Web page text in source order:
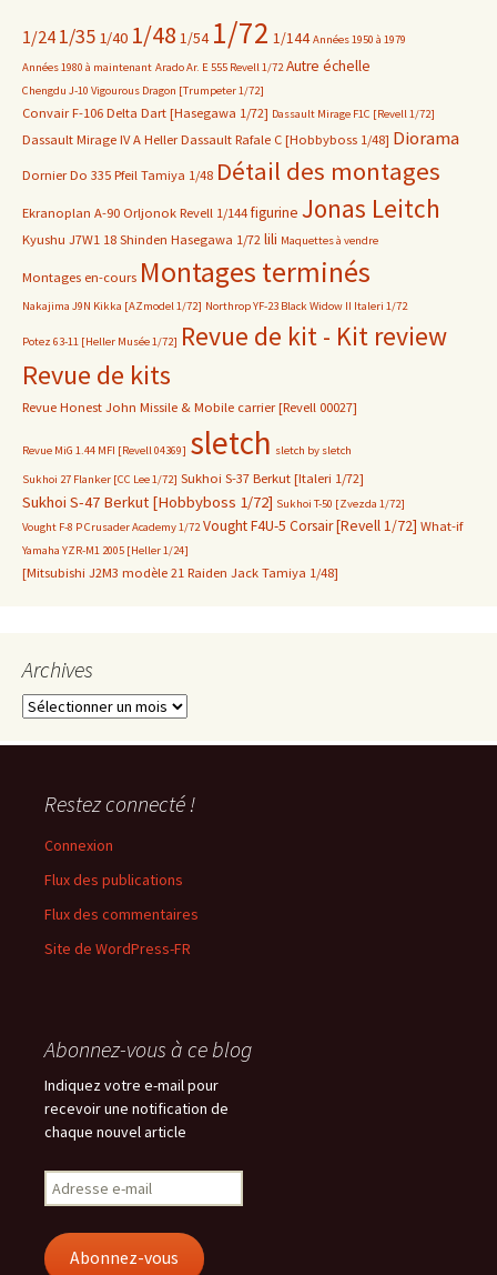
1/24 1/35 1/40 1/48 1/54 1/72 1/144 Années 1950 à 1979
Années 1980 à maintenant Arado Ar. E 555 Revell 1/72 Autre échelle
Chengdu J-10 Vigourous Dragon [Trumpeter 1/72]
Convair F-106 Delta Dart [Hasegawa 1/72] Dassault Mirage F1C [Revell 1/72]
Dassault Mirage IV A Heller Dassault Rafale C [Hobbyboss 1/48] Diorama
Dornier Do 335 Pfeil Tamiya 1/48 Détail des montages
Ekranoplan A-90 Orljonok Revell 1/144 figurine Jonas Leitch
Kyushu J7W1 18 Shinden Hasegawa 1/72 lili Maquettes à vendre
Montages en-cours Montages terminés
Nakajima J9N Kikka [AZmodel 1/72] Northrop YF-23 Black Widow II Italeri 1/72
Potez 63-11 [Heller Musée 1/72] Revue de kit - Kit review
Revue de kits
Revue Honest John Missile & Mobile carrier [Revell 00027]
Revue MiG 1.44 MFI [Revell 04369] sletch sletch by sletch
Sukhoi 27 Flanker [CC Lee 1/72] Sukhoi S-37 Berkut [Italeri 1/72]
Sukhoi S-47 Berkut [Hobbyboss 1/72] Sukhoi T-50 [Zvezda 1/72]
Vought F-8 P Crusader Academy 1/72 Vought F4U-5 Corsair [Revell 1/72] What-if
Yamaha YZR-M1 2005 [Heller 1/24]
[Mitsubishi J2M3 modèle 21 Raiden Jack Tamiya 1/48]
Archives
Archives
Restez connecté !
Connexion
Flux des publications
Flux des commentaires
Site de WordPress-FR
Abonnez-vous à ce blog
Indiquez votre e-mail pour
recevoir une notification de
chaque nouvel article
Adresse
e-
Abonnez-vous